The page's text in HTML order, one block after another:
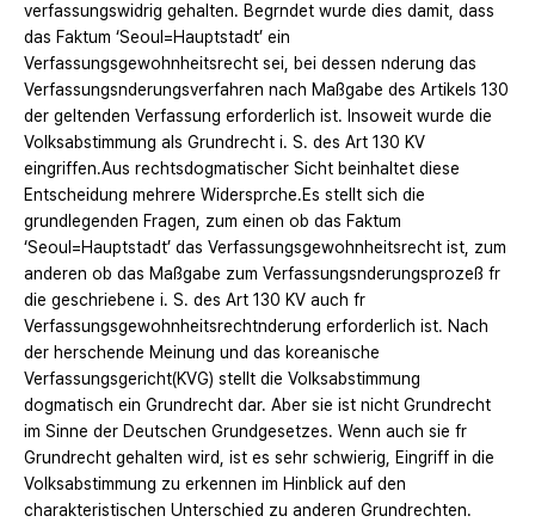
verfassungswidrig gehalten. Begrndet wurde dies damit, dass
das Faktum ‘Seoul=Hauptstadt’ ein
Verfassungsgewohnheitsrecht sei, bei dessen nderung das
Verfassungsnderungsverfahren nach Maßgabe des Artikels 130
der geltenden Verfassung erforderlich ist. Insoweit wurde die
Volksabstimmung als Grundrecht i. S. des Art 130 KV
eingriffen.Aus rechtsdogmatischer Sicht beinhaltet diese
Entscheidung mehrere Widersprche.Es stellt sich die
grundlegenden Fragen, zum einen ob das Faktum
‘Seoul=Hauptstadt’ das Verfassungsgewohnheitsrecht ist, zum
anderen ob das Maßgabe zum Verfassungsnderungsprozeß fr
die geschriebene i. S. des Art 130 KV auch fr
Verfassungsgewohnheitsrechtnderung erforderlich ist. Nach
der herschende Meinung und das koreanische
Verfassungsgericht(KVG) stellt die Volksabstimmung
dogmatisch ein Grundrecht dar. Aber sie ist nicht Grundrecht
im Sinne der Deutschen Grundgesetzes. Wenn auch sie fr
Grundrecht gehalten wird, ist es sehr schwierig, Eingriff in die
Volksabstimmung zu erkennen im Hinblick auf den
charakteristischen Unterschied zu anderen Grundrechten.